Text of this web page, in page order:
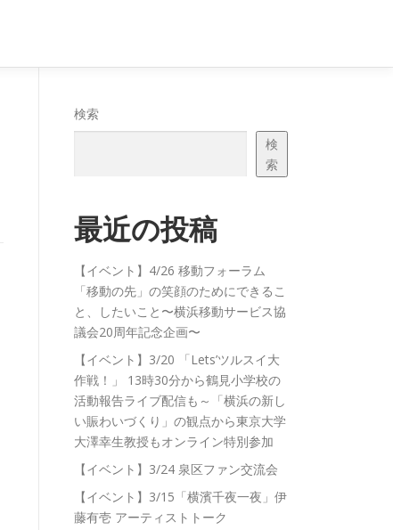
検索
検
索
最近の投稿
【イベント】4/26 移動フォーラム
「移動の先」の笑顔のためにできるこ
と、したいこと〜横浜移動サービス協
議会20周年記念企画〜
【イベント】3/20 「Lets’ツルスイ大
作戦！」 13時30分から鶴見小学校の
活動報告ライブ配信も～「横浜の新し
い賑わいづくり」の観点から東京大学
大澤幸生教授もオンライン特別参加
【イベント】3/24 泉区ファン交流会
【イベント】3/15「横濱千夜一夜」伊
藤有壱 アーティストトーク